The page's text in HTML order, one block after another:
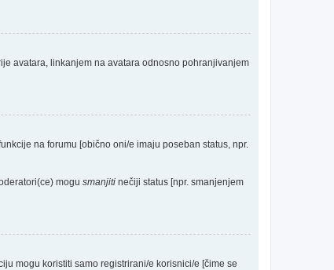
avatara, linkanjem na avatara odnosno pohranjivanjem
na forumu [obično oni/e imaju poseban status, npr.
mogu smanjiti nečiji status [npr. smanjenjem
mogu koristiti samo registrirani/e korisnici/e [čime se